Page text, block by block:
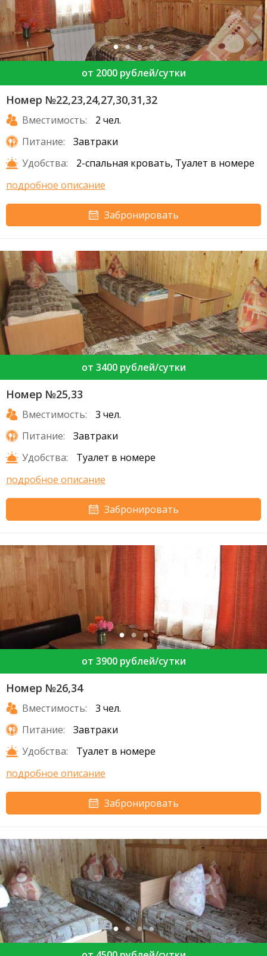
от 2000 рублей/сутки
Номер №22,23,24,27,30,31,32
Вместимость:
2 чел.
Питание:
Завтраки
Удобства:
2-спальная кровать, Туалет в номере
подробное описание
Забронировать
от 3400 рублей/сутки
Номер №25,33
Вместимость:
3 чел.
Питание:
Завтраки
Удобства:
Туалет в номере
подробное описание
Забронировать
от 3900 рублей/сутки
Номер №26,34
Вместимость:
3 чел.
Питание:
Завтраки
Удобства:
Туалет в номере
подробное описание
Забронировать